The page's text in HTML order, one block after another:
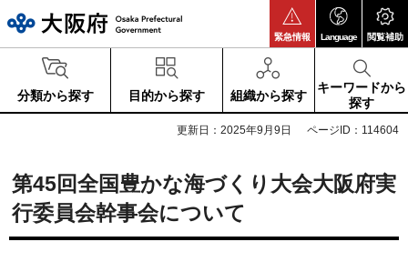
緊急情報 Language 閲覧補助
分類から探す 目的から探す 組織から探す
キーワードから
探す
更新日：2025年9月9日 ページID：114604
第45回全国豊かな海づくり大会大阪府実
行委員会幹事会について